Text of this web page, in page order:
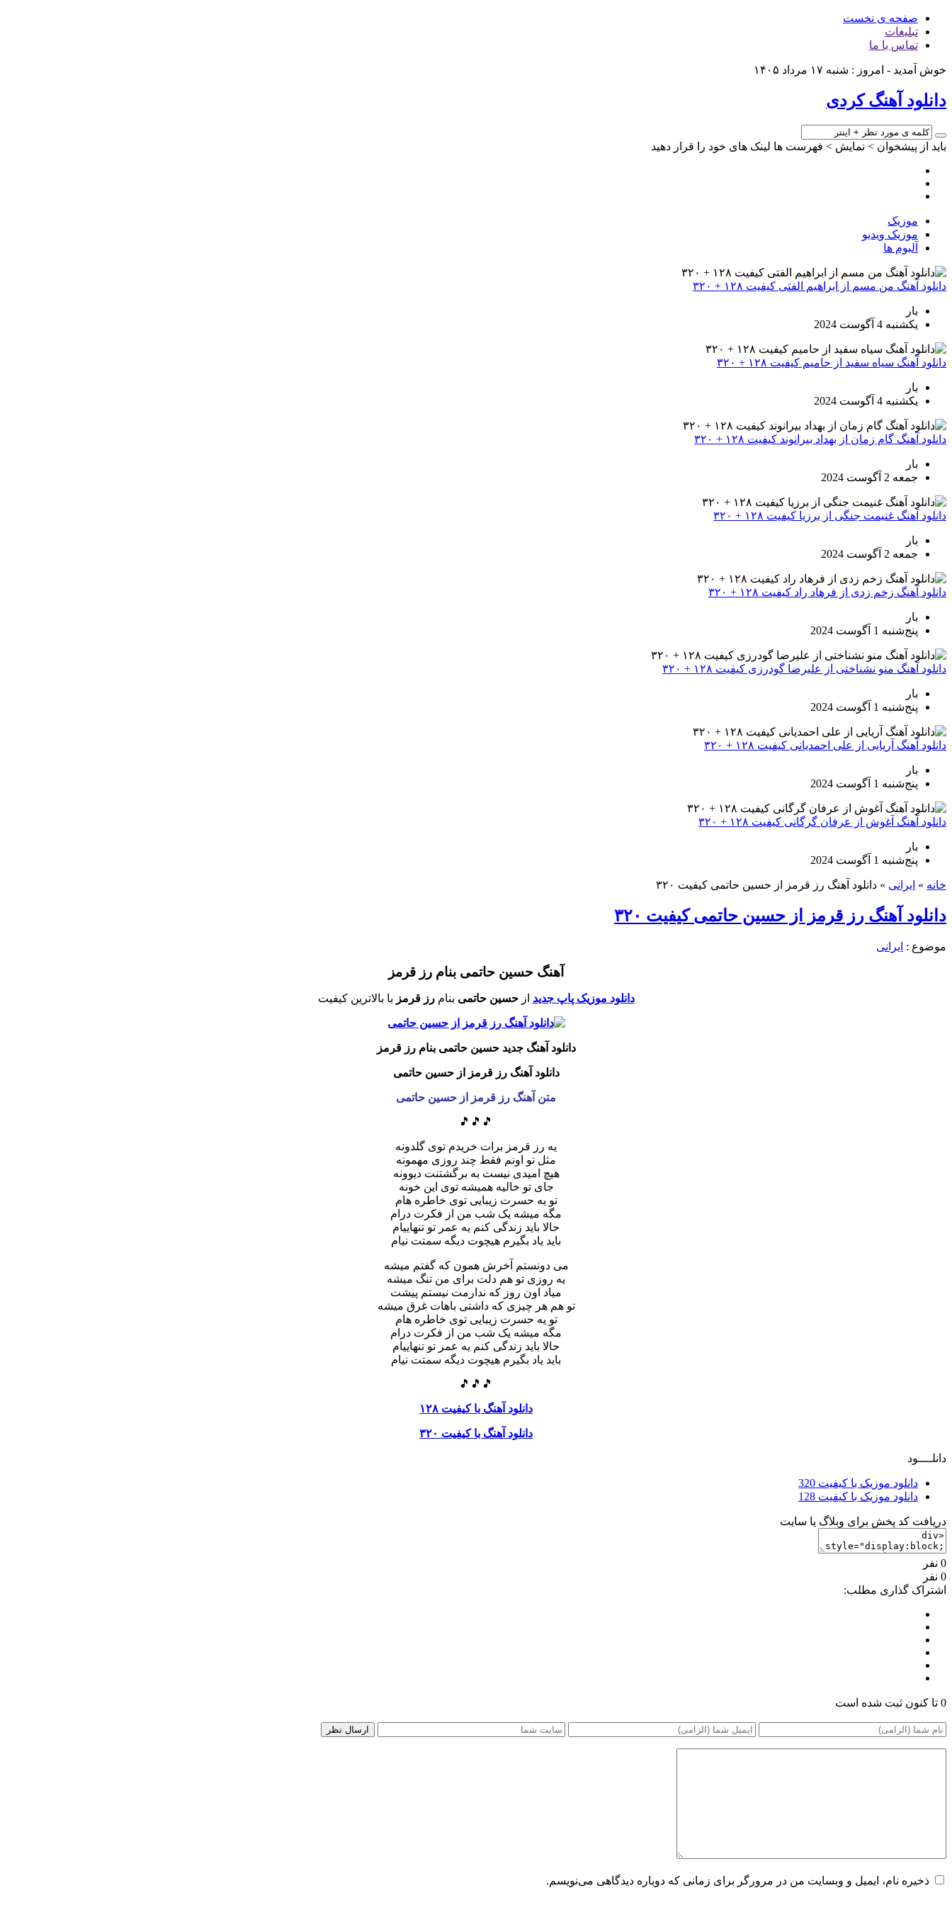
صفحه ی نخست
تبلیغات
تماس با ما
خوش آمدید - امروز : شنبه ۱۷ مرداد ۱۴۰۵
دانلود آهنگ کردی
باید از پیشخوان > نمایش > فهرست ها لینک های خود را قرار دهید
موزیک
موزیک ویدیو
آلبوم ها
دانلود آهنگ من مسم از ابراهیم الفتی کیفیت ۱۲۸ + ۳۲۰
بار
یکشنبه 4 آگوست 2024
دانلود آهنگ سیاه سفید از حامیم کیفیت ۱۲۸ + ۳۲۰
بار
یکشنبه 4 آگوست 2024
دانلود آهنگ گام زمان از بهداد بیرانوند کیفیت ۱۲۸ + ۳۲۰
بار
جمعه 2 آگوست 2024
دانلود آهنگ غنیمت جنگی از برزیا کیفیت ۱۲۸ + ۳۲۰
بار
جمعه 2 آگوست 2024
دانلود آهنگ زخم زدی از فرهاد راد کیفیت ۱۲۸ + ۳۲۰
بار
پنج‌شنبه 1 آگوست 2024
دانلود آهنگ منو نشناختی از علیرضا گودرزی کیفیت ۱۲۸ + ۳۲۰
بار
پنج‌شنبه 1 آگوست 2024
دانلود آهنگ آریایی از علی احمدیانی کیفیت ۱۲۸ + ۳۲۰
بار
پنج‌شنبه 1 آگوست 2024
دانلود آهنگ آغوش از عرفان گرگانی کیفیت ۱۲۸ + ۳۲۰
بار
پنج‌شنبه 1 آگوست 2024
خانه » ایرانی » دانلود آهنگ رز قرمز از حسین حاتمی کیفیت ۳۲۰
دانلود آهنگ رز قرمز از حسین حاتمی کیفیت ۳۲۰
موضوع : ایرانی
آهنگ حسین حاتمی بنام رز قرمز
دانلود موزیک پاپ جدید ازحسین حاتمی بنامرز قرمز با بالاترین کیفیت
دانلود آهنگ جدید حسین حاتمی بنام رز قرمز
دانلود آهنگ رز قرمز از حسین حاتمی
متن آهنگ رز قرمز از حسین حاتمی
🎵🎵🎵
یه رز قرمز برات خریدم توی گلدونه
مثل تو اونم فقط چند روزی مهمونه
هیچ امیدی نیست به برگشتنت دیوونه
جای تو خالیه همیشه توی این خونه
تو یه حسرت زیبایی توی خاطره هام
مگه میشه یک شب من از فکرت درام
حالا باید زندگی کنم یه عمر تو تنهاییام
باید یاد بگیرم هیچوت دیگه سمتت نیام
می دونستم آخرش همون که گفتم میشه
یه روزی تو هم دلت برای من تنگ میشه
میاد اون روز که ندارمت نیستم پیشت
تو هم هر چیزی که داشتی باهات غرق میشه
تو یه حسرت زیبایی توی خاطره هام
مگه میشه یک شب من از فکرت درام
حالا باید زندگی کنم یه عمر تو تنهاییام
باید یاد بگیرم هیچوت دیگه سمتت نیام
🎵🎵🎵
دانلود آهنگ با کیفیت ۱۲۸
دانلود آهنگ با کیفیت ۳۲۰
دانلــــود
دانلود موزیک با کیفیت 320
دانلود موزیک با کیفیت 128
دریافت کد پخش برای وبلاگ یا سایت
0 نفر
0 نفر
اشتراک گذاری مطلب:
0 تا کنون ثبت شده است
ذخیره نام، ایمیل و وبسایت من در مرورگر برای زمانی که دوباره دیدگاهی می‌نویسم.